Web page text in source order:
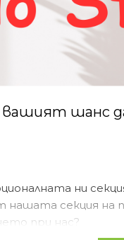
шанс
ни
нашата секция на
при нас?